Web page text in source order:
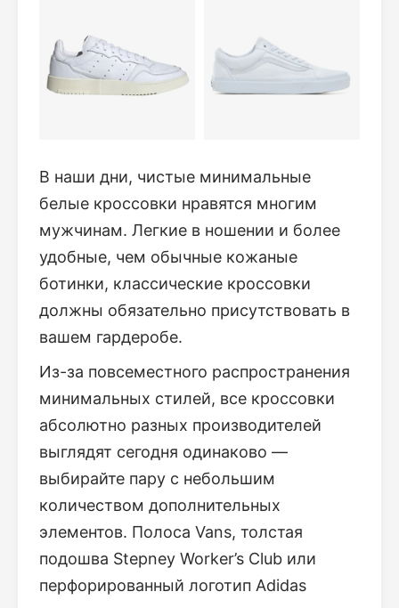
В наши дни, чистые минимальные
белые кроссовки нравятся многим
мужчинам. Легкие в ношении и более
удобные, чем обычные кожаные
ботинки, классические кроссовки
должны обязательно присутствовать в
вашем гардеробе.
Из-за повсеместного распространения
минимальных стилей, все кроссовки
абсолютно разных производителей
выглядят сегодня одинаково —
выбирайте пару с небольшим
количеством дополнительных
элементов. Полоса Vans, толстая
подошва Stepney Worker’s Club или
перфорированный логотип Adidas